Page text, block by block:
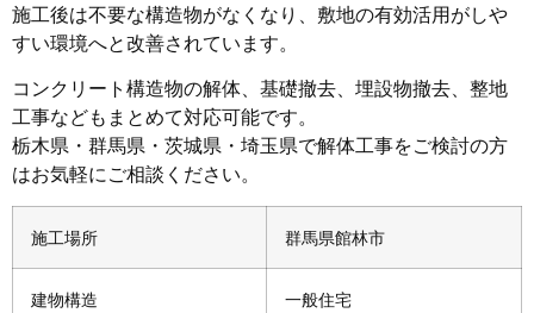
施工後は不要な構造物がなくなり、敷地の有効活用がしや
すい環境へと改善されています。
コンクリート構造物の解体、基礎撤去、埋設物撤去、整地
工事などもまとめて対応可能です。
栃木県・群馬県・茨城県・埼玉県で解体工事をご検討の方
はお気軽にご相談ください。
施工場所 群馬県館林市
建物構造 一般住宅